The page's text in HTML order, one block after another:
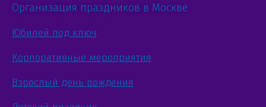
Организация праздников в Москве
Юбилей под ключ
Корпоративные мероприятия
Взрослый день рождения